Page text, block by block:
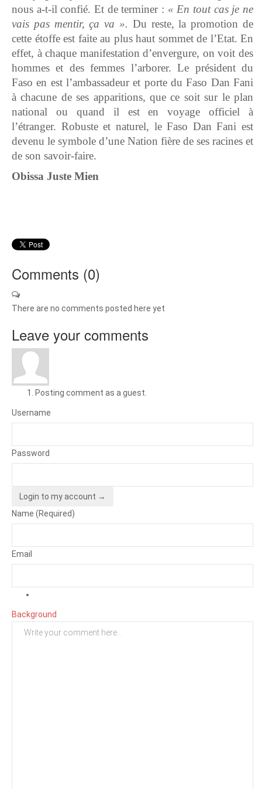
nous a-t-il confié. Et de terminer : « En tout cas je ne
vais pas mentir, ça va ». Du reste, la promotion de
cette étoffe est faite au plus haut sommet de l’Etat. En
effet, à chaque manifestation d’envergure, on voit des
hommes et des femmes l’arborer. Le président du
Faso en est l’ambassadeur et porte du Faso Dan Fani
à chacune de ses apparitions, que ce soit sur le plan
national ou quand il est en voyage officiel à
l’étranger. Robuste et naturel, le Faso Dan Fani est
devenu le symbole d’une Nation fière de ses racines et
de son savoir-faire.
Obissa Juste Mien
Comments (0)
There are no comments posted here yet
Leave your comments
Posting comment as a guest.
Username
Password
Login to my account →
Name (Required)
Email
Background